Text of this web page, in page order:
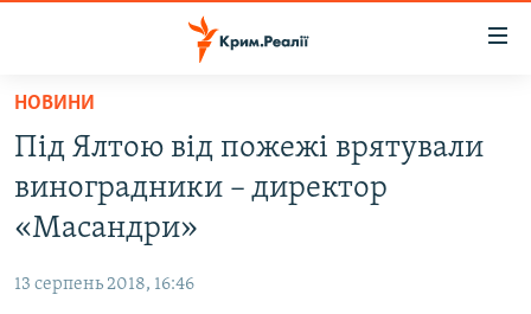
Перейти
основного
матеріалу
Перейти
до
основної
навігації
ВОДА.КРИМ
ВІДЕО ТА ФОТО
БЛОГИ
НОВИНИ
Під Ялтою від пожежі врятували
виноградники – директор
«Масандри»
13 серпень 2018, 16:46